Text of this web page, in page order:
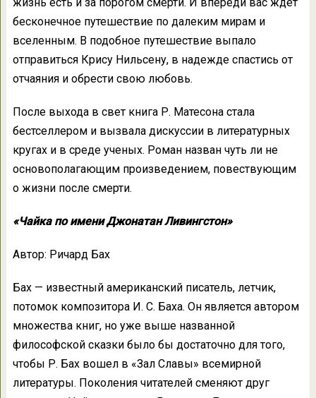
бесконечное путешествие по далеким мирам и
вселенным. В подобное путешествие выпало
отправиться Крису Нильсену, в надежде спастись от
отчаяния и обрести свою любовь.
После выхода в свет книга Р. Матесона стала
бестселлером и вызвала дискуссии в литературных
кругах и в среде ученых. Роман назван чуть ли не
основополагающим произведением, повествующим
о жизни после смерти.
«Чайка по имени Джонатан Ливингстон»
Автор: Ричард Бах
Бах — известный американский писатель, летчик,
потомок композитора И. С. Баха. Он является автором
множества книг, но уже выше названной
философской сказки было бы достаточно для того,
чтобы Р. Бах вошел в «Зал Славы» всемирной
литературы. Поколения читателей сменяют друг